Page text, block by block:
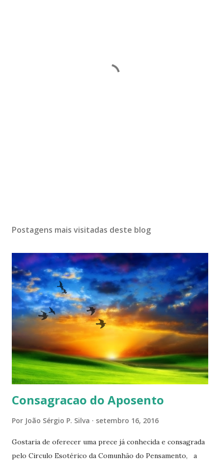
Postagens mais visitadas deste blog
Consagracao do Aposento
Por João Sérgio P. Silva setembro 16, 2016
Gostaria de oferecer uma prece já conhecida e consagrada
pelo Circulo Esotérico da Comunhão do Pensamento, a